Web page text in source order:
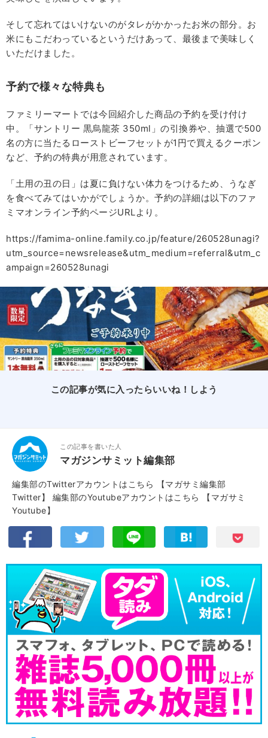
そして忘れてはいけないのがタレがかかったお米の部分。お
米にもこだわっているというだけあって、最後まで美味しく
いただけました。
予約で様々な特典も
ファミリーマートでは今回紹介した商品の予約を受け付け
中。「サントリー 黒烏龍茶 350ml」の引換券や、抽選で500
名の方に当たるローストビーフセットが1円で買えるクーポン
など、予約の特典が用意されています。
「土用の丑の日」は夏に負けない体力をつけるため、うなぎ
を食べてみてはいかがでしょうか。予約の詳細は以下のファ
ミマオンライン予約ページURLより。
https://famima-online.family.co.jp/feature/260528unagi?
utm_source=newsrelease&utm_medium=referral&utm_c
ampaign=260528unagi
この記事が気に入ったらいいね！しよう
この記事を書いた人
マガジンサミット編集部
編集部のTwitterアカウントはこちら
【マガサミ編集部
Twitter】
編集部のYoutubeアカウントはこちら
【マガサミ
Youtube】